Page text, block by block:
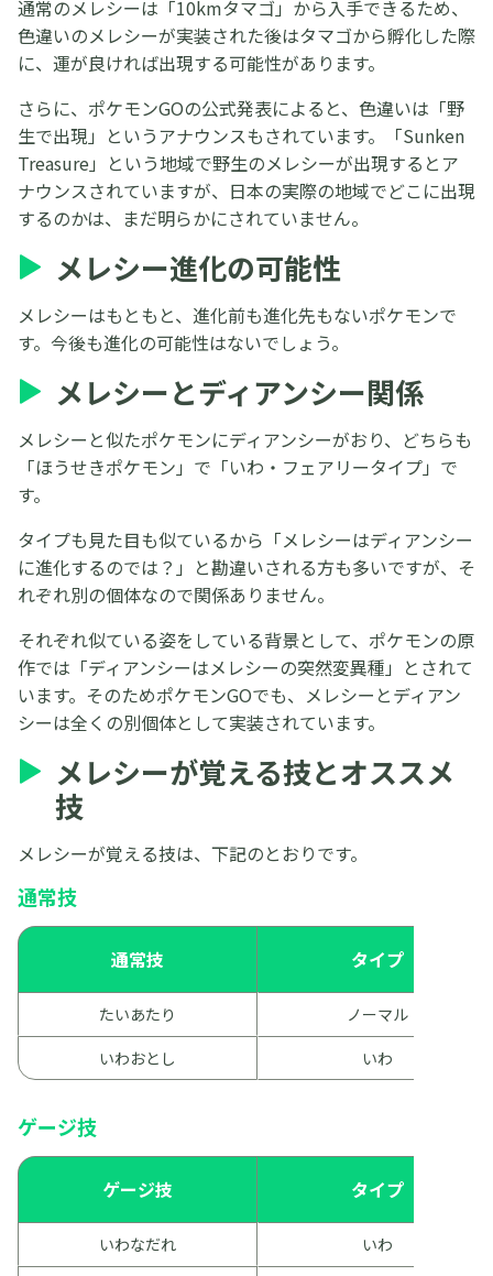
通常のメレシーは「10kmタマゴ」から入手できるため、
色違いのメレシーが実装された後はタマゴから孵化した際
に、運が良ければ出現する可能性があります。
さらに、ポケモンGOの公式発表によると、色違いは「野
生で出現」というアナウンスもされています。「Sunken
Treasure」という地域で野生のメレシーが出現するとア
ナウンスされていますが、日本の実際の地域でどこに出現
するのかは、まだ明らかにされていません。
メレシー進化の可能性
メレシーはもともと、進化前も進化先もないポケモンで
す。今後も進化の可能性はないでしょう。
メレシーとディアンシー関係
メレシーと似たポケモンにディアンシーがおり、どちらも
「ほうせきポケモン」で「いわ・フェアリータイプ」で
す。
タイプも見た目も似ているから「メレシーはディアンシー
に進化するのでは？」と勘違いされる方も多いですが、そ
れぞれ別の個体なので関係ありません。
それぞれ似ている姿をしている背景として、ポケモンの原
作では「ディアンシーはメレシーの突然変異種」とされて
います。そのためポケモンGOでも、メレシーとディアン
シーは全くの別個体として実装されています。
メレシーが覚える技とオススメ
技
メレシーが覚える技は、下記のとおりです。
通常技
通常技 タイプ
たいあたり
ノーマル
いわおとし
いわ
ゲージ技
ゲージ技 タイプ
いわなだれ
いわ